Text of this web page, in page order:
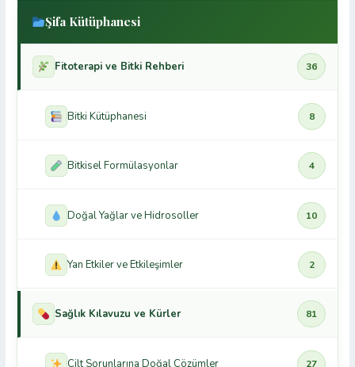
Şifa Kütüphanesi
Fitoterapi ve Bitki Rehberi 36
Bitki Kütüphanesi 8
Bitkisel Formülasyonlar 4
Doğal Yağlar ve Hidrosoller 10
Yan Etkiler ve Etkileşimler 2
Sağlık Kılavuzu ve Kürler 81
Cilt Sorunlarına Doğal Çözümler 27